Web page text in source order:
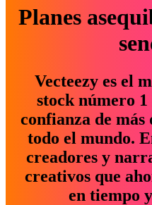
Planes
Vecteezy es el
stock número
confianza de más
todo el mundo.
creadores y
creativos que
en tiempo